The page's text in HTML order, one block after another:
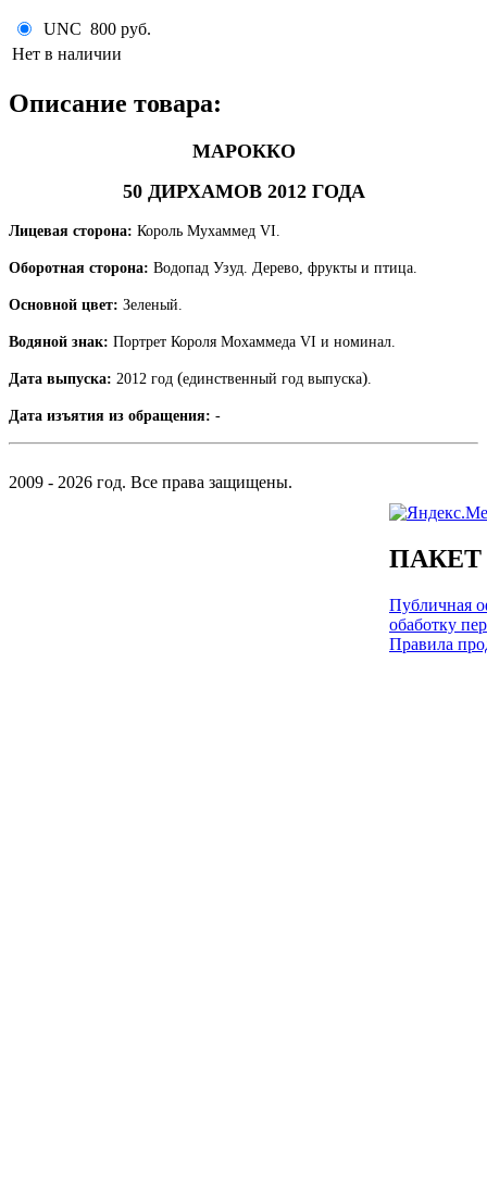
UNC 800 руб.
Нет в наличии
Описание товара:
МАРОККО
50 ДИРХАМОВ 2012 ГОДА
Лицевая сторона: Король Мухаммед VI.
Оборотная сторона: Водопад Узуд. Дерево, фрукты и птица.
Основной цвет: Зеленый.
Водяной знак: Портрет Короля Мохаммеда VI и номинал.
Дата выпуска: 2012 год (единственный год выпуска).
Дата изъятия из обращения: -
2009 - 2026 год. Все права защищены.
Публичная
обаботку
Правила